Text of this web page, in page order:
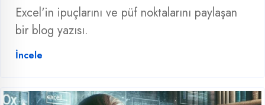
Excel'in ipuçlarını ve püf noktalarını paylaşan
bir blog yazısı.
İncele